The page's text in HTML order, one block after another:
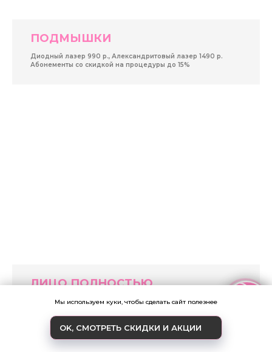
ПОДМЫШКИ
Диодный лазер 990 р., Александритовый лазер 1490 р.
Абонементы со скидкой на процедуры до 15%
ЛИЦО ПОЛНОСТЬЮ
Диодный лазер 1870 р., Александритовый лазер 3960 р.
Записаться
ЗАКАЗАТЬ ЗВОНОК АКЦИИ
Мы используем куки, чтобы сделать сайт полезнее
OK, СМОТРЕТЬ СКИДКИ И АКЦИИ